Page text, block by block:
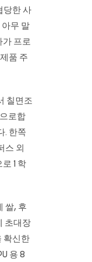
당한 사
아무 말
가 프로
품 주
칠면조
로합
. 한쪽
스 외
1 학
쌀, 후
초대장
확신한
용 8